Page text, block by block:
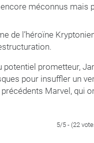
méconnus mais
de l’héroïne
prometteur,
pour insuffler un
Marvel, qui
5/5 - (22